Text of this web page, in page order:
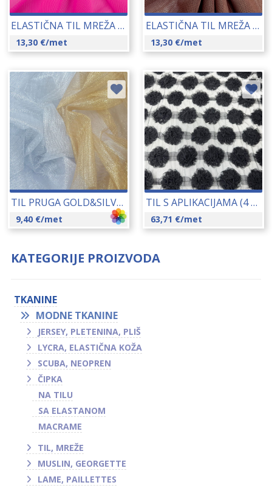
ELASTIČNA TIL MREŽA AVATAR 150 CM 14087-99009
13,30 €/met
ELASTIČNA TIL MREŽA AVATAR 150 CM 14087-235
13,30 €/met
TIL PRUGA GOLD&SILVER 16333
9,40 €/met
TIL S APLIKACIJAMA (4 BLACK) 155 CM 09784
63,71 €/met
KATEGORIJE PROIZVODA
TKANINE
MODNE TKANINE
JERSEY, PLETENINA, PLIŠ
LYCRA, ELASTIČNA KOŽA
SCUBA, NEOPREN
ČIPKA
NA TILU
SA ELASTANOM
MACRAME
TIL, MREŽE
MUSLIN, GEORGETTE
LAME, PAILLETTES